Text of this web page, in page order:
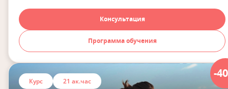
Консультация
Программа обучения
-
Курс 21 ак.час